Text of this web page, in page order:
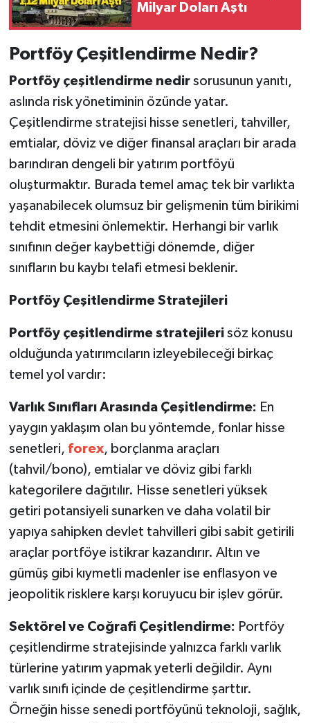
Milyar Doları Aştı
Portföy Çeşitlendirme Nedir?
Portföy çeşitlendirme nedirsorusunun yanıtı,
aslında risk yönetiminin özünde yatar.
Çeşitlendirme stratejisi hisse senetleri, tahviller,
emtialar, döviz ve diğer finansal araçları bir arada
barındıran dengeli bir yatırım portföyü
oluşturmaktır. Burada temel amaç tek bir varlıkta
yaşanabilecek olumsuz bir gelişmenin tüm birikimi
tehdit etmesini önlemektir. Herhangi bir varlık
sınıfının değer kaybettiği dönemde, diğer
sınıfların bu kaybı telafi etmesi beklenir.
Portföy Çeşitlendirme Stratejileri
Portföy çeşitlendirme stratejilerisöz konusu
olduğunda yatırımcıların izleyebileceği birkaç
temel yol vardır:
Varlık Sınıfları Arasında Çeşitlendirme: En
yaygın yaklaşım olan bu yöntemde, fonlar hisse
senetleri, forex, borçlanma araçları
(tahvil/bono), emtialar ve döviz gibi farklı
kategorilere dağıtılır. Hisse senetleri yüksek
getiri potansiyeli sunarken ve daha volatil bir
yapıya sahipken devlet tahvilleri gibi sabit getirili
araçlar portföye istikrar kazandırır. Altın ve
gümüş gibi kıymetli madenler ise enflasyon ve
jeopolitik risklere karşı koruyucu bir işlev görür.
Sektörel ve Coğrafi Çeşitlendirme: Portföy
çeşitlendirme stratejisinde yalnızca farklı varlık
türlerine yatırım yapmak yeterli değildir. Aynı
varlık sınıfı içinde de çeşitlendirme şarttır.
Örneğin hisse senedi portföyünü teknoloji, sağlık,